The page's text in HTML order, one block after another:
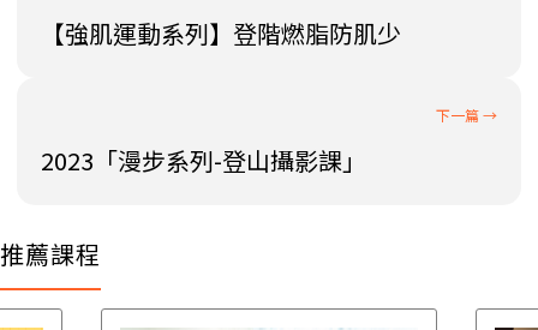
【強肌運動系列】登階燃脂防肌少
2023「漫步系列-登山攝影課」
推薦課程